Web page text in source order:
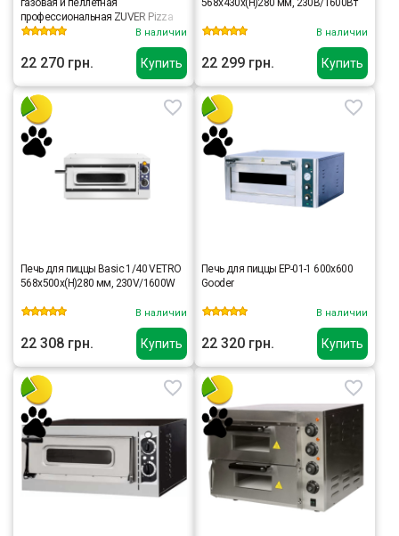
Купить
газовая и пеллетная
профессиональная ZUVER Pizza
Gas Pellet 14GPR (35,56 см) Rotating
В наличии
22 270 грн. Купить
568x430x(H)280 мм, 230В/1600Вт
В наличии
22 299 грн.
Купить
Печь для пиццы Basic 1/40 VETRO
568x500x(H)280 мм, 230V/1600W
В наличии
22 308 грн. Купить
Печь для пиццы EP-01-1 600x600
Gooder
В наличии
22 320 грн.